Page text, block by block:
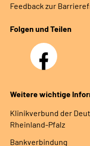
Feedback zur
Folgen und Teilen
Facebook
Weitere wichtige
Klinikverbund der
Rheinland-Pfalz
Bankverbindung